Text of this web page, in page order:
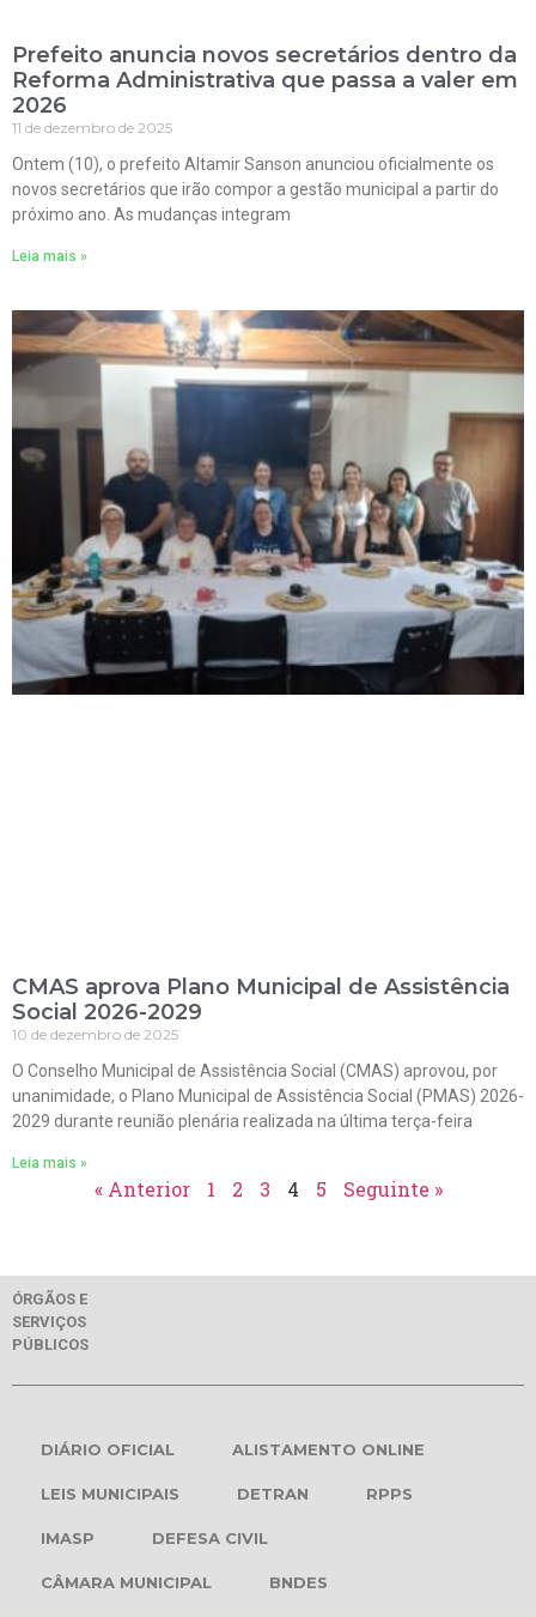
Prefeito anuncia novos secretários dentro da
Reforma Administrativa que passa a valer em
2026
11 de dezembro de 2025
Ontem (10), o prefeito Altamir Sanson anunciou oficialmente os
novos secretários que irão compor a gestão municipal a partir do
próximo ano. As mudanças integram
Leia mais »
CMAS aprova Plano Municipal de Assistência
Social 2026-2029
10 de dezembro de 2025
O Conselho Municipal de Assistência Social (CMAS) aprovou, por
unanimidade, o Plano Municipal de Assistência Social (PMAS) 2026-
2029 durante reunião plenária realizada na última terça-feira
Leia mais »
« Anterior 1 2 3 4 5 Seguinte »
ÓRGÃOS E
SERVIÇOS
PÚBLICOS
DIÁRIO OFICIAL ALISTAMENTO ONLINE
LEIS MUNICIPAIS DETRAN RPPS
IMASP DEFESA CIVIL
CÂMARA MUNICIPAL BNDES